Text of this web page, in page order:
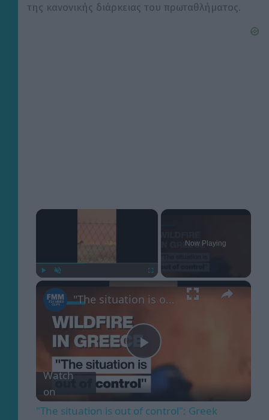
της κανονικής διάρκειας του πρωταθλήματος.
×
Now Playing
×
P
l
"The situation is out of control": Greek firefighters battle wildfire for fourth day
Watch
on
"The situation is out of control": Greek